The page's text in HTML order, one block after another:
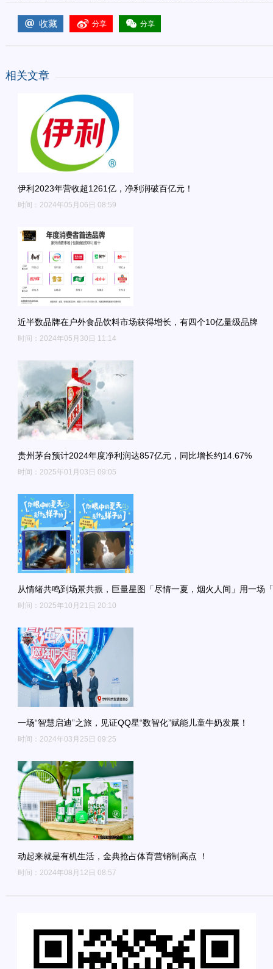
收藏 分享 分享
相关文章
伊利2023年营收超1261亿，净利润破百亿元！
时间：2024年05月06日 08:59
近半数品牌在户外食品饮料市场获得增长，有四个10亿量级品牌
时间：2024年05月30日 11:14
贵州茅台预计2024年度净利润达857亿元，同比增长约14.67%
时间：2025年01月03日 09:05
从情绪共鸣到场景共振，巨量星图「尽情一夏，烟火人间」用一场
时间：2025年10月21日 20:10
一场“智慧启迪”之旅，见证QQ星“数智化”赋能儿童牛奶发展！
时间：2024年03月25日 09:25
动起来就是有机生活，金典抢占体育营销制高点 ！
时间：2024年08月12日 08:57